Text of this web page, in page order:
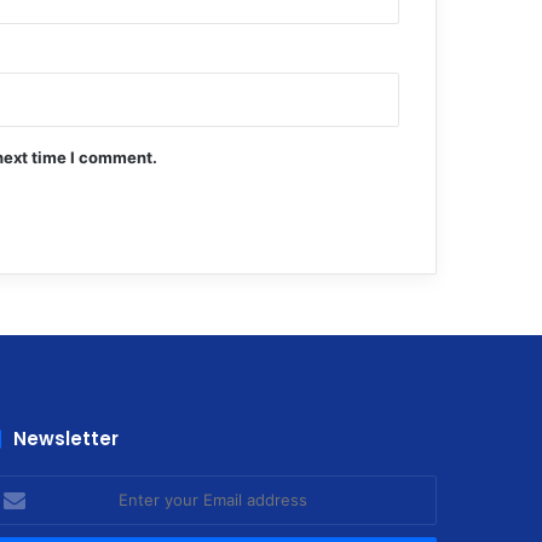
time I comment.
Newsletter